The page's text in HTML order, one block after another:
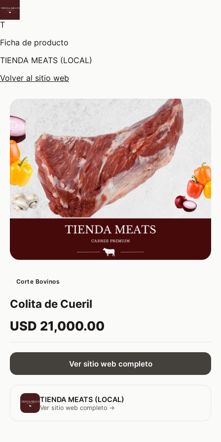
T
Ficha de producto
TIENDA MEATS (LOCAL)
Volver al sitio web
Corte Bovinos
Colita de Cueril
USD 21,000.00
Ver sitio web completo
TIENDA MEATS (LOCAL)
Ver sitio web completo →